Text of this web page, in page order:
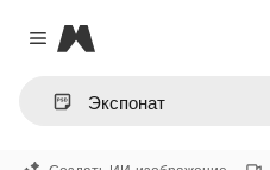
Close menu
Magnific